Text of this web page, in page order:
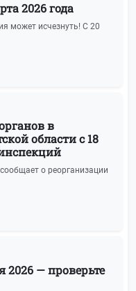
2026 года
может исчезнуть! С 20
в
области с 18
о реорганизации
2026 — проверьте